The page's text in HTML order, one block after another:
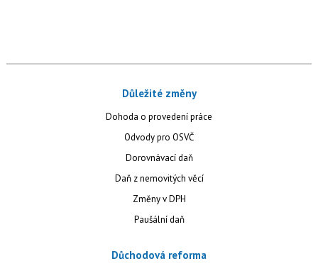
Důležité změny
Dohoda o provedení práce
Odvody pro OSVČ
Dorovnávací daň
Daň z nemovitých věcí
Změny v DPH
Paušální daň
Důchodová reforma